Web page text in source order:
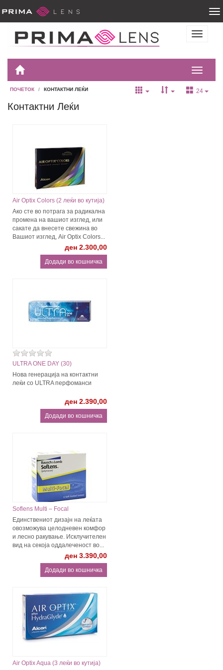
ПОЧЕТОК КОНТАКТНИ ЛЕЌИ 24
Контактни Леќи
Air Optix Colors (2 леќи во кутија)
Ако сте во потрага за радикална
промена на вашиот изглед, или
сакате да внесете свежина во
Вашиот изглед, Air Optix Colors...
ден 2.300,00
ULTRA ONE DAY (30)
Нова генерација на контактни
леќи со ULTRA перфоманси
ден 2.390,00
Soflens Multi – Focal
Единствениот дизајн на леќата
овозможува целодневен комфор
и лесно ракување. Исклучителен
вид на секоја оддалеченост во...
ден 3.390,00
Air Optix Aqua (3 леќи во кутија)